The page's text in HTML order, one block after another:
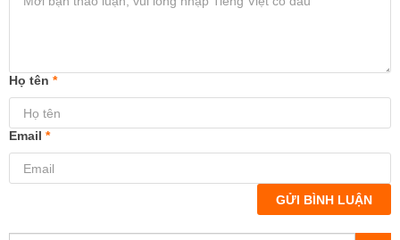
Họ tên *
Email *
GỬI BÌNH LUẬN